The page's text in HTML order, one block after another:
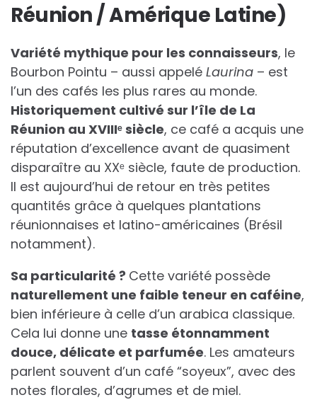
Réunion / Amérique Latine)
Variété mythique pour les connaisseurs, le
Bourbon Pointu – aussi appelé Laurina – est
l’un des cafés les plus rares au monde.
Historiquement cultivé sur l’île de La
Réunion au XVIIIᵉ siècle, ce café a acquis une
réputation d’excellence avant de quasiment
disparaître au XXᵉ siècle, faute de production.
Il est aujourd’hui de retour en très petites
quantités grâce à quelques plantations
réunionnaises et latino-américaines (Brésil
notamment).
Sa particularité ? Cette variété possède
naturellement une faible teneur en caféine,
bien inférieure à celle d’un arabica classique.
Cela lui donne une tasse étonnamment
douce, délicate et parfumée. Les amateurs
parlent souvent d’un café “soyeux”, avec des
notes florales, d’agrumes et de miel.